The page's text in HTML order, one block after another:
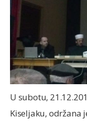
U subotu,
Kiseljaku, održana